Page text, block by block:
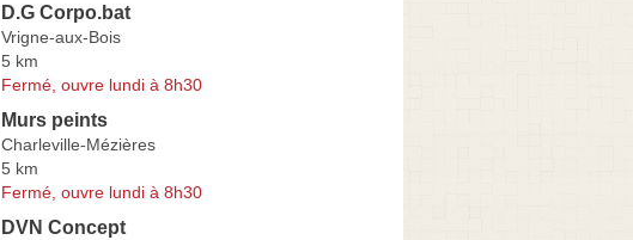
D.G Corpo.bat
Vrigne-aux-Bois
5 km
Fermé, ouvre lundi à 8h30
Murs peints
Charleville-Mézières
5 km
Fermé, ouvre lundi à 8h30
DVN Concept